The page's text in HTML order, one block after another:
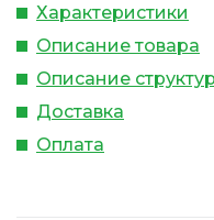
Характеристики
Описание товара
Описание
Доставка
Оплата